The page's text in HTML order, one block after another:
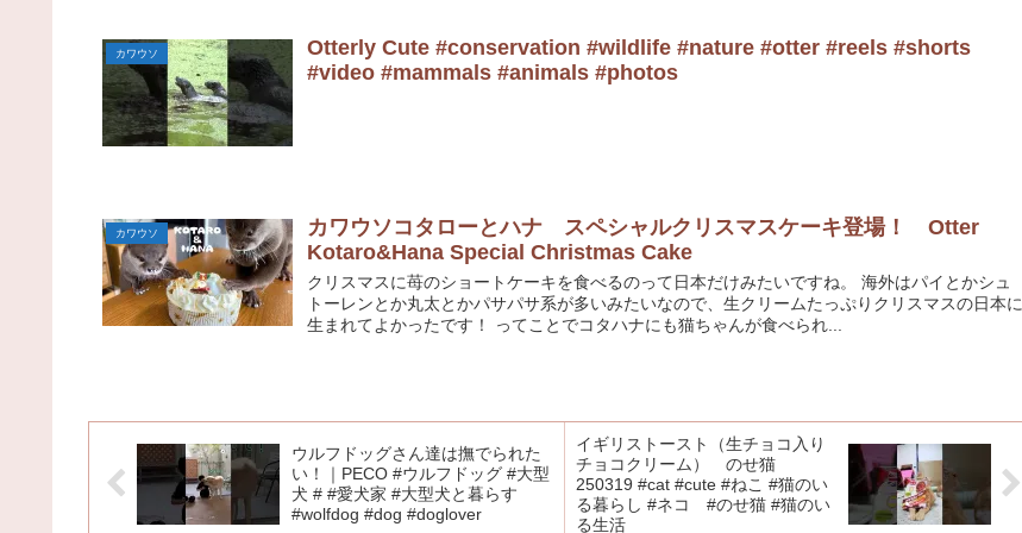
カワウソ
Otterly Cute #conservation #wildlife #nature #otter #reels #shorts
#video #mammals #animals #photos
カワウソ
カワウソコタローとハナ スペシャルクリスマスケーキ登場！ Otter
Kotaro&Hana Special Christmas Cake
クリスマスに苺のショートケーキを食べるのって日本だけみたいですね。 海外はパイとかシュ
トーレンとか丸太とかパサパサ系が多いみたいなので、生クリームたっぷりクリスマスの日本に
生まれてよかったです！ ってことでコタハナにも猫ちゃんが食べられ...
ウルフドッグさん達は撫でられた
い！｜PECO #ウルフドッグ #大型
犬 # #愛犬家 #大型犬と暮らす
#wolfdog #dog #doglover
イギリストースト（生チョコ入り
チョコクリーム） のせ猫
250319 #cat #cute #ねこ #猫のい
る暮らし #ネコ #のせ猫 #猫のい
る生活